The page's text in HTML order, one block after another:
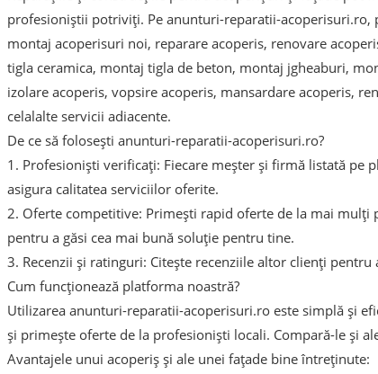
profesioniștii potriviți. Pe anunturi-reparatii-
montaj acoperisuri noi, reparare acoperis, renovare
tigla ceramica, montaj tigla de beton, montaj jgheaburi,
izolare acoperis, vopsire acoperis, mansardare acoperis,
celalalte servicii adiacente.
De ce să folosești anunturi-reparatii-acoperisuri.ro?
1. Profesioniști verificați: Fiecare meșter și firmă listată pe
asigura calitatea serviciilor oferite.
2. Oferte competitive: Primești rapid oferte de la mai
pentru a găsi cea mai bună soluție pentru tine.
3. Recenzii și ratinguri: Citește recenziile altor clienți
Cum funcționează platforma noastră?
Utilizarea anunturi-reparatii-acoperisuri.ro este simplă și
și primește oferte de la profesioniști locali. Compară-le și
Avantajele unui acoperiș și ale unei fațade bine întreținute: